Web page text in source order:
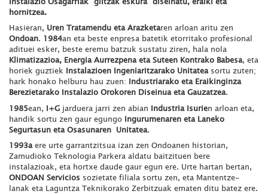
hornitzea.
Hasieran, Uren Tratamendu eta Arazketaren arloan aritu zen
Ondoan. 1984an eta beste enpresa batetik etorritako profesional
adituei esker, beste eremu batzuk sustatu ziren, hala nola
Klimatizazioa, Energia Aurrezpena eta Suteen Kontrako Babesa, eta
horiek guztiek Instalazioen Ingeniaritzarako Unitatea sortu zuten;
hark honako helburu hau zuen: Industriarako eta Eraikinginza
Berezietarako Instalazio Orokoren Diseinua eta Gauzatzea.
1985ean, I+G jarduera jarri zen abian Industria Isurien arloan eta,
handik sortu zen gaur egungo Ingurumenaren eta Laneko
Segurtasun eta Osasunaren Unitatea.
1993aere urte garrantzitsua izan zen Ondoanen historian,
Zamudioko Teknologia Parkera aldatu baitzituen bere
instalazioak, eta hortxe daude gaur egun ere. Urte hartan bertan,
ONDOAN Servicios sozietate filiala sortu zen, eta Mantentze-
lanak eta Laguntza Teknikorako Zerbitzuak ematen ditu batez ere.